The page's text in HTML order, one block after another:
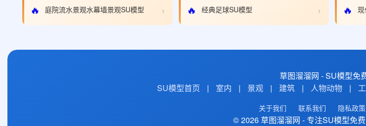
🔥 庭院流水景观水幕墙景观SU模型 › 🔥 经典足球SU模型 › 🔥
草图溜溜网 - SU模型免
SU模型首页
| 室内 | 景观 | 建筑 | 人物动物 |
关于我们 联系我们 隐私政策
© 2026 草图溜溜网 - 专注SU模型免